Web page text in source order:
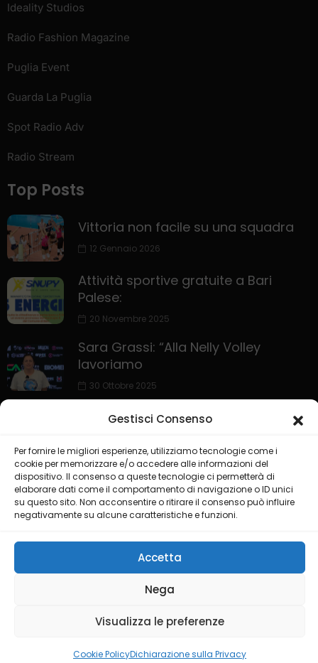
Gestisci Consenso
Per fornire le migliori esperienze, utilizziamo tecnologie come i
cookie per memorizzare e/o accedere alle informazioni del
dispositivo. Il consenso a queste tecnologie ci permetterà di
elaborare dati come il comportamento di navigazione o ID unici
su questo sito. Non acconsentire o ritirare il consenso può influire
negativamente su alcune caratteristiche e funzioni.
Accetta
Nega
Visualizza le preferenze
Cookie PolicyDichiarazione sulla Privacy
Ideality Studios
Radio Fashion Magazine
Puglia Event
Guarda La Puglia
Spot Radio Adv
Radio Stream
Top Posts
Vittoria non facile su una squadra
12 Gennaio 2026
Attività sportive gratuite a Bari
Palese:
20 Novembre 2025
Sara Grassi: “Alla Nelly Volley
lavoriamo
30 Ottobre 2025
HOME PRIVACY POLICY
COOKIE POLICY